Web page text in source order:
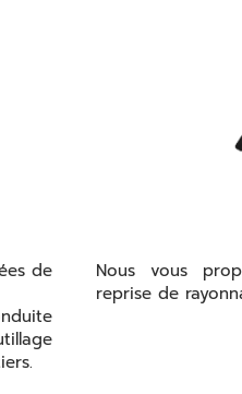
de
Nous vous
reprise de